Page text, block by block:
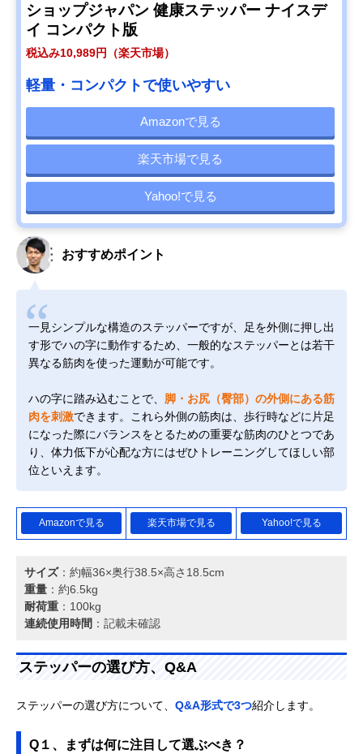
ショップジャパン 健康ステッパー ナイスデ
イ コンパクト版
税込み10,989円（楽天市場）
軽量・コンパクトで使いやすい
Amazonで見る
楽天市場で見る
Yahoo!で見る
おすすめポイント
一見シンプルな構造のステッパーですが、足を外側に押し出
す形でハの字に動作するため、一般的なステッパーとは若干
異なる筋肉を使った運動が可能です。
ハの字に踏み込むことで、 脚・お尻（臀部）の外側にある筋
肉を刺激できます。これら外側の筋肉は、歩行時などに片足
になった際にバランスをとるための重要な筋肉のひとつであ
り、体力低下が心配な方にはぜひトレーニングしてほしい部
位といえます。
Amazonで見る 楽天市場で見る Yahoo!で見る
サイズ：約幅36×奥行38.5×高さ18.5cm
重量 ：約6.5kg
耐荷重 ：100kg
連続使用時間 ：記載未確認
ステッパーの選び方、Q&A
ステッパーの選び方について、 Q&A形式で3つ紹介します。
Q１、まずは何に注目して選ぶべき？